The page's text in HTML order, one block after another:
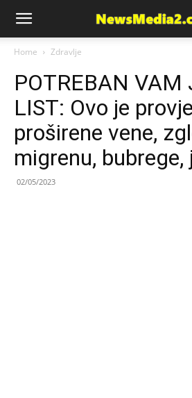
News
Media
Home Zdravlje
POTREBAN VAM
LIST: Ovo je
proširene vene,
migrenu,
02/05/2023